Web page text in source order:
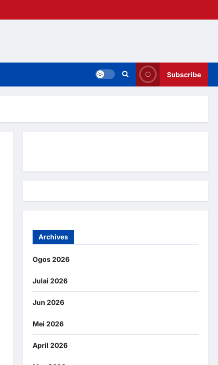
Subscribe
Archives
Ogos 2026
Julai 2026
Jun 2026
Mei 2026
April 2026